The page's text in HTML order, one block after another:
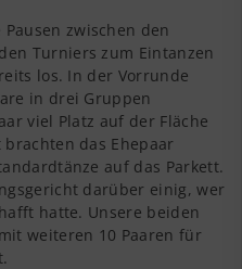
zwischen den
Tur­niers zum Eintanzen
los. In der Vorrunde
in drei Gruppen
viel Platz auf der Fläche
das Ehepaar
auf das Parkett.
darüber einig, wer
hatte. Unsere beiden
weiteren 10 Paaren für